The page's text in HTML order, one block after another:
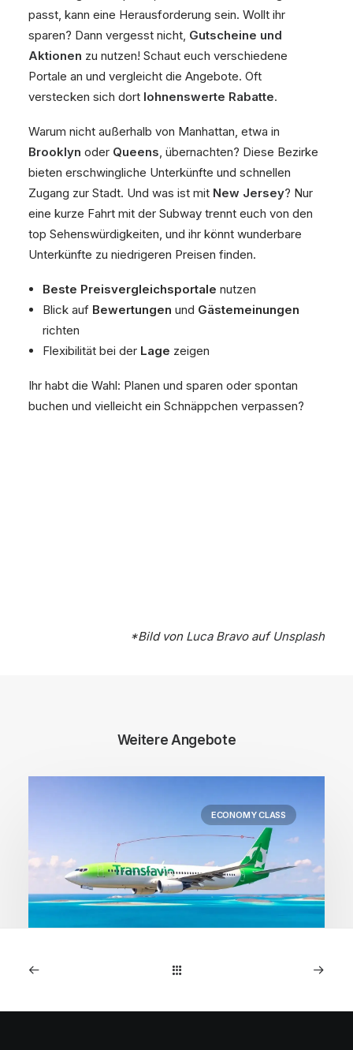
passt, kann eine Herausforderung sein. Wollt ihr
sparen? Dann vergesst nicht, Gutscheine und
Aktionen zu nutzen! Schaut euch verschiedene
Portale an und vergleicht die Angebote. Oft
verstecken sich dort lohnenswerte Rabatte.
Warum nicht außerhalb von Manhattan, etwa in
Brooklyn oder Queens, übernachten? Diese Bezirke
bieten erschwingliche Unterkünfte und schnellen
Zugang zur Stadt. Und was ist mit New Jersey? Nur
eine kurze Fahrt mit der Subway trennt euch von den
top Sehenswürdigkeiten, und ihr könnt wunderbare
Unterkünfte zu niedrigeren Preisen finden.
Beste Preisvergleichsportale nutzen
Blick auf Bewertungen und Gästemeinungen
richten
Flexibilität bei der Lage zeigen
Ihr habt die Wahl: Planen und sparen oder spontan
buchen und vielleicht ein Schnäppchen verpassen?
*Bild von Luca Bravoauf Unsplash
Weitere Angebote
ECONOMY CLASS
1. Mai 2026